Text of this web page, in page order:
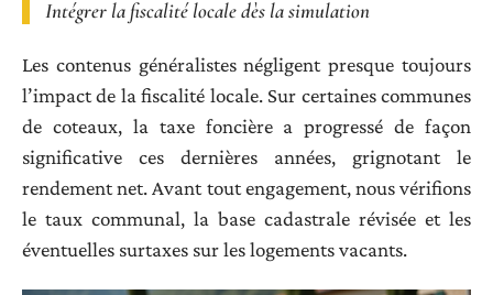
Intégrer la fiscalité locale dès la simulation
Les contenus généralistes négligent presque toujours
l’impact de la fiscalité locale. Sur certaines communes
de coteaux, la taxe foncière a progressé de façon
significative ces dernières années, grignotant le
rendement net. Avant tout engagement, nous vérifions
le taux communal, la base cadastrale révisée et les
éventuelles surtaxes sur les logements vacants.